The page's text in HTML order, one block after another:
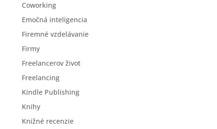
Coworking
Emočná inteligencia
Firemné vzdelávanie
Firmy
Freelancerov život
Freelancing
Kindle Publishing
Knihy
Knižné recenzie